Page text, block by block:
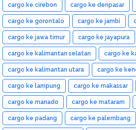
cargo ke cirebon cargo ke denpasar
cargo ke gorontalo cargo ke jambi
cargo ke jawa timur cargo ke jayapura
cargo ke kalimantan selatan cargo ke
cargo ke kalimantan utara cargo ke
cargo ke lampung cargo ke makassar
cargo ke manado cargo ke mataram
cargo ke padang cargo ke palembang